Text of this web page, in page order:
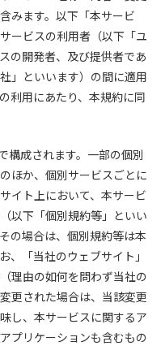
みます。以下「本サービ
ービスの利用者（以下「ユ
の開発者、及び提供者であ
」といいます）の間に適用
利用にあたり、本規約に同
構成されます。一部の個別
ほか、個別サービスごとに
イト上において、本サービ
以下「個別規約等」といい
の場合は、個別規約等は本
、「当社のウェブサイト」
理由の如何を問わず当社の
更された場合は、当該変更
し、本サービスに関するア
プリケーションも含むもの